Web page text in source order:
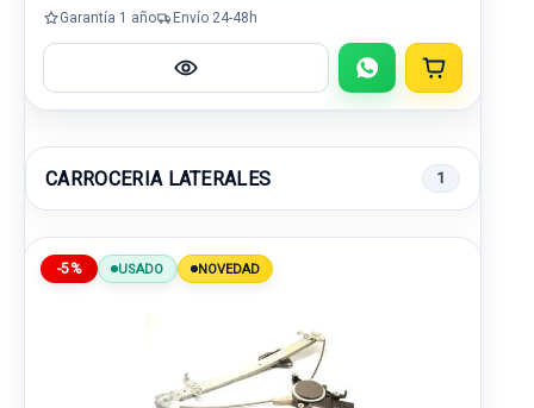
Garantía 1 año Envío 24-48h
CARROCERIA LATERALES 1
-5% USADO NOVEDAD